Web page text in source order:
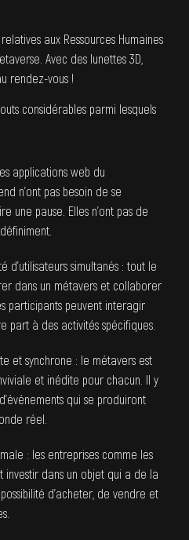
aux Ressources Humaines
Avec des lunettes 3D,
rendez-vous !
considérables parmi lesquels
applications web du
n’ont pas besoin de se
une pause. Elles n’ont pas de
d’utilisateurs simultanés : tout le
dans un métavers et collaborer
participants peuvent interagir
part à des activités spécifiques.
et synchrone : le métavers est
et inédite pour chacun. Il y
qui se produiront
réel.
: les entreprises comme les
investir dans un objet qui a de la
d’acheter, de vendre et